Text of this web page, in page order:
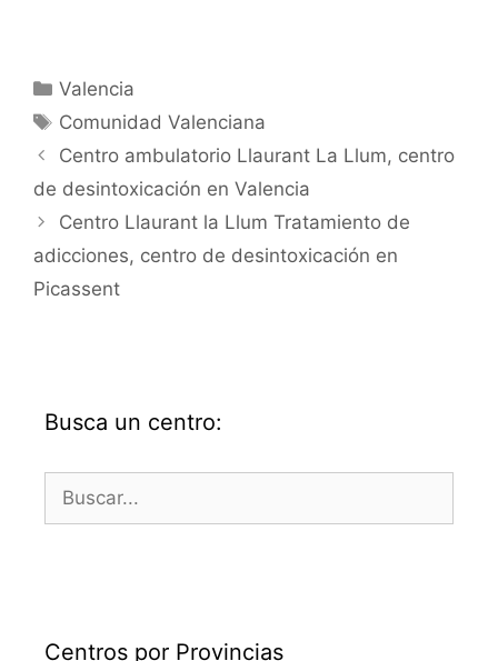
Categorías
Valencia
Etiquetas
Comunidad Valenciana
Centro ambulatorio Llaurant La Llum, centro
de desintoxicación en Valencia
Centro Llaurant la Llum Tratamiento de
adicciones, centro de desintoxicación en
Picassent
Busca un centro:
Centros por Provincias